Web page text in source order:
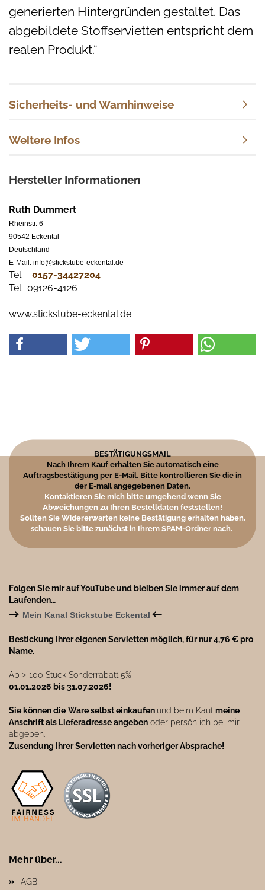
generierten Hintergründen gestaltet. Das
abgebildete Stoffservietten entspricht dem
realen Produkt.“
Sicherheits- und Warnhinweise
Weitere Infos
Hersteller Informationen
Ruth Dummert
Rheinstr. 6
90542 Eckental
Deutschland
E-Mail: info@stickstube-eckental.de
Tel.: 0157-34427204​
Tel.: 09126-4126
www.stickstube-eckental.de
BESTÄTIGUNGSMAIL
Nach Ihrem Kauf erhalten Sie automatisch eine
Auftragsbestätigung per E-Mail. Bitte kontrollieren Sie die in
der E-mail angegebenen Daten.
Kontaktieren Sie mich bitte umgehend wenn Sie
Abweichungen zu Ihren Bestelldaten feststellen!
Sollten Sie Widererwarten keine Bestätigung erhalten haben,
schauen Sie bitte zunächst in Ihrem SPAM-Ordner nach.
Folgen Sie mir auf YouTube und bleiben Sie immer auf dem
Laufenden…
→ Mein Kanal Stickstube Eckental ←
Bestickung Ihrer eigenen Servietten möglich, für nur 4,76 € pro
Name.
Ab ˃ 100 Stück Sonderrabatt 5%
01.01.2026 bis 31.07.2026!
Sie können die Ware selbst einkaufen und beim Kaufmeine
Anschrift als Lieferadresse angeben oder persönlich bei mir
abgeben.
Zusendung Ihrer Servietten nach vorheriger Absprache!
Mehr über...
AGB